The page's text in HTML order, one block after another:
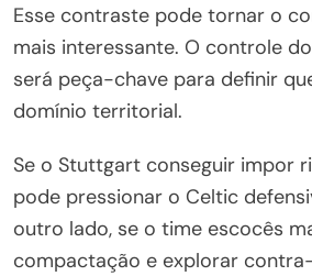
Esse contraste pode tornar o
mais interessante. O controle
será peça-chave para definir
domínio territorial.
Se o Stuttgart conseguir impor
pode pressionar o Celtic
outro lado, se o time escocês
compactação e explorar